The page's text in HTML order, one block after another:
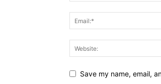
Save my name, email,